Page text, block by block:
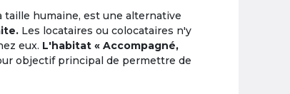
humaine, est une alternative
Les locataires ou colocataires n'y
eux. L'habitat « Accompagné,
objectif principal de permettre de